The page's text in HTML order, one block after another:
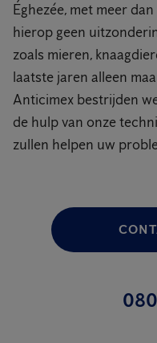
Éghezée, met meer
hierop geen
zoals mieren,
laatste jaren alleen
Anticimex bestrijden
de hulp van onze
zullen helpen uw